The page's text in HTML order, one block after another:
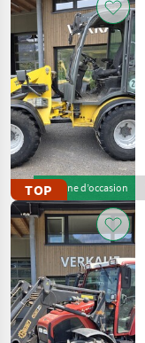
TOPMachine d’occasion